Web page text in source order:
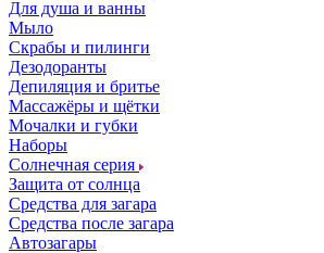
Для душа и ванны
Мыло
Скрабы и пилинги
Дезодоранты
Депиляция и бритье
Массажёры и щётки
Мочалки и губки
Наборы
Солнечная серия
Защита от солнца
Средства для загара
Средства после загара
Автозагары